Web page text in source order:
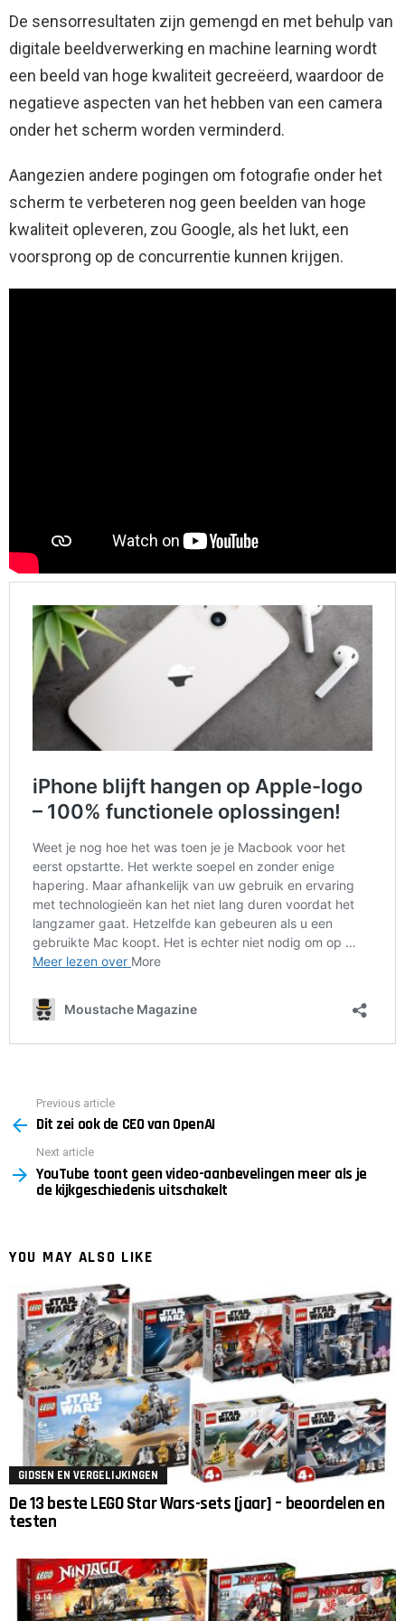
De sensorresultaten zijn gemengd en met behulp van
digitale beeldverwerking en machine learning wordt
een beeld van hoge kwaliteit gecreëerd, waardoor de
negatieve aspecten van het hebben van een camera
onder het scherm worden verminderd.
Aangezien andere pogingen om fotografie onder het
scherm te verbeteren nog geen beelden van hoge
kwaliteit opleveren, zou Google, als het lukt, een
voorsprong op de concurrentie kunnen krijgen.
more
Previous article
Dit zei ook de CEO van OpenAI
Next article
YouTube toont geen video-aanbevelingen meer als je
de kijkgeschiedenis uitschakelt
YOU MAY ALSO LIKE
GIDSEN EN VERGELIJKINGEN
De 13 beste LEGO Star Wars-sets [jaar] – beoordelen en
testen